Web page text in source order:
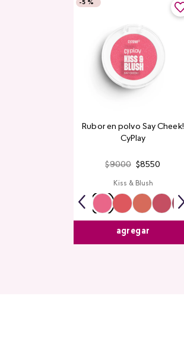
-5 %
Rubor en polvo Say Cheek!
CyPlay
$9000 $8550
Kiss & Blush
agregar